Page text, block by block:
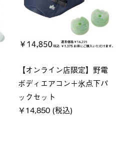
【オンライン店限定】野電
ボディエアコン＋氷点下パ
ックセット
￥14,850 (税込)